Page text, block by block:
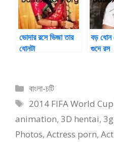
ভোদার রসে ভিজা তার
ধোনটা
বড় ধোন
গুদে রস
Categories
বাংলা-চটি
Tags
2014 FIFA World
animation, 3D hentai,
Photos, Actress porn,